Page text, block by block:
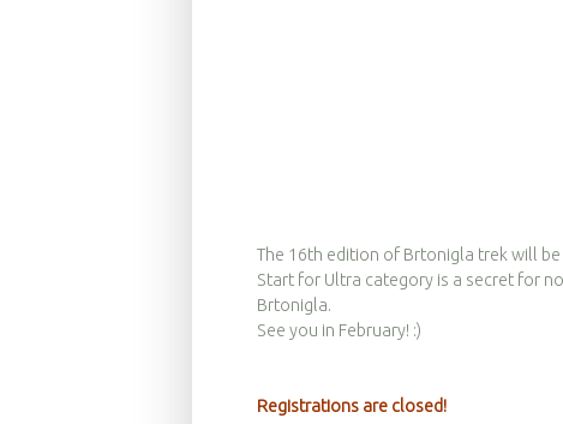
The 16th edition of Brtonigla trek will
Start for Ultra category is a secret for
Brtonigla.
See you in February! :)
Registrations are closed!